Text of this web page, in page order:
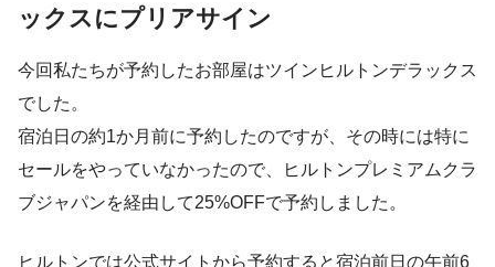
ックスにプリアサイン
今回私たちが予約したお部屋はツインヒルトンデラックス
でした。
宿泊日の約1か月前に予約したのですが、その時には特に
セールをやっていなかったので、ヒルトンプレミアムクラ
ブジャパンを経由して25%OFFで予約しました。
ヒルトンでは公式サイトから予約すると宿泊前日の午前6